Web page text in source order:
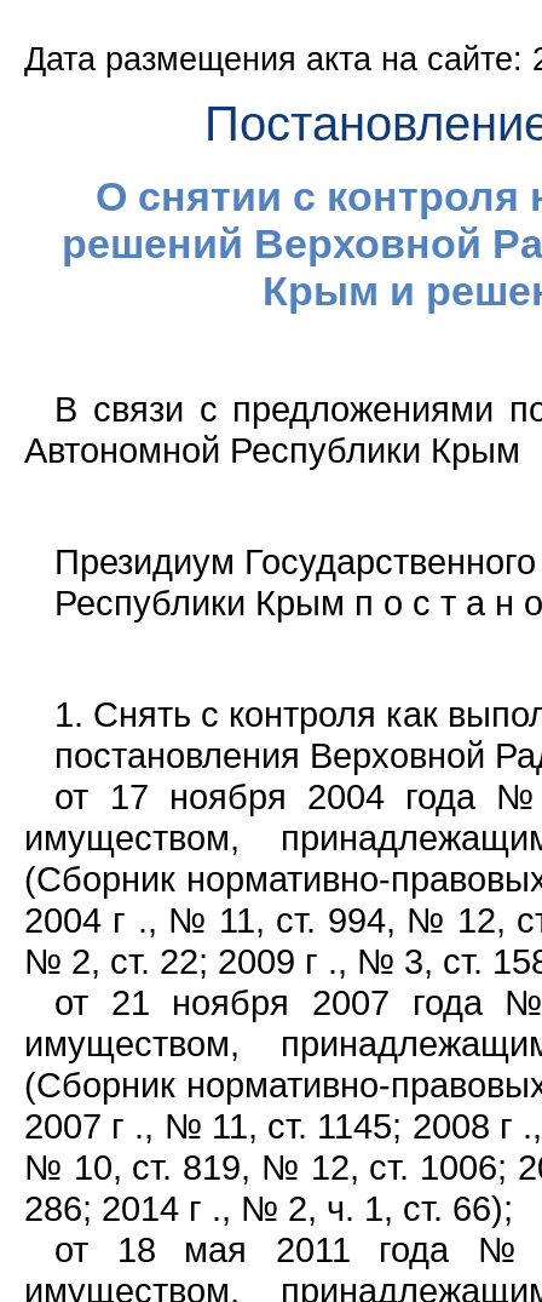
Дата размещения акта на сайте:
О снятии с контроля
решений Верховной
Крым и
В связи с предложениями
Автономной Республики Крым
Президиум
Республики Крым п о с т а н
1. Снять с контроля как
постановления Верховной
от 17 ноября 2004 года №
имуществом,
(Сборник нормативно-
2004 г ., № 11, ст. 994, № 12,
№ 2, ст. 22; 2009 г ., № 3, ст.
от 21 ноября 2007 года
имуществом,
(Сборник нормативно-
2007 г ., № 11, ст. 1145; 2008
№ 10, ст. 819, № 12, ст. 1006;
286; 2014 г ., № 2, ч. 1, ст. 66);
от 18 мая 2011 года №
имуществом,